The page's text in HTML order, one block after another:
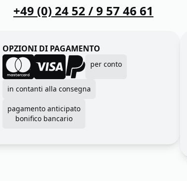
+49 (0) 24 52 / 9 57 46 61
OPZIONI DI PAGAMENTO
per conto
in contanti alla consegna
pagamento anticipato
bonifico bancario